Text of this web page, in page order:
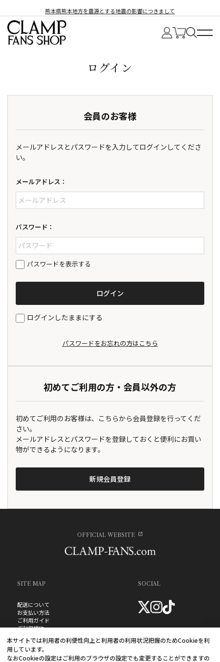
熊本県熊本地方を震源とする地震の影響につきまして
ログイン
会員のお客様
メールアドレスとパスワードを入力してログインしてくださ
い。
メールアドレス：
パスワード：
パスワードを表示する
ログインしたままにする
パスワードをお忘れの方はこちら
初めてご利用の方・会員以外の方
初めてご利用のお客様は、こちらから会員登録を行ってくだ
さい。
メールアドレスとパスワードを登録しておくと便利にお買い
物ができるようになります。
OFFICIAL WEBSITE
SITE MAP
配送について
お支払い方法
ご利用ガイド
ご利用規約
プライバシーポリシー
よくあるご質問
特定商取引法に基づく表記
SOCIAL
本サイトでは利用者の利便性向上と利用者の利用状況把握のためCookieを利
用しています。
なおCookieの設定はご利用のブラウザの設定でも変更することができますの